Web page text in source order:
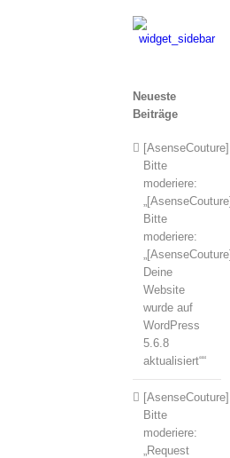
Neueste
Beiträge
[AsenseCouture]
Bitte
moderiere:
Bitte
moderiere:
Deine
Website
wurde auf
WordPress
5.6.8
aktualisiert““
[AsenseCouture]
Bitte
moderiere:
„Request